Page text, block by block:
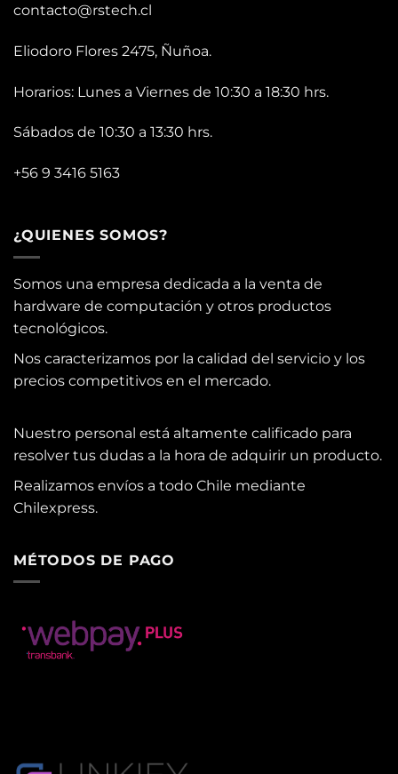
contacto@rstech.cl
Eliodoro Flores 2475, Ñuñoa.
Horarios: Lunes a Viernes de 10:30 a 18:30 hrs.
Sábados de 10:30 a 13:30 hrs.
+56 9 3416 5163
¿QUIENES SOMOS?
Somos una empresa dedicada a la venta de
hardware de computación y otros productos
tecnológicos.
Nos caracterizamos por la calidad del servicio y los
precios competitivos en el mercado.
Nuestro personal está altamente calificado para
resolver tus dudas a la hora de adquirir un producto.
Realizamos envíos a todo Chile mediante
Chilexpress.
MÉTODOS DE PAGO